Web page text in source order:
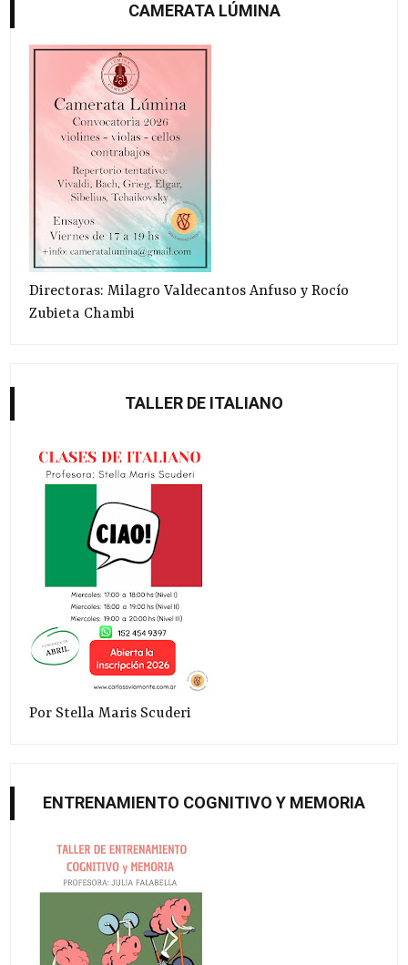
CAMERATA LÚMINA
Directoras: Milagro Valdecantos Anfuso y Rocío
Zubieta Chambi
TALLER DE ITALIANO
Por Stella Maris Scuderi
ENTRENAMIENTO COGNITIVO Y MEMORIA